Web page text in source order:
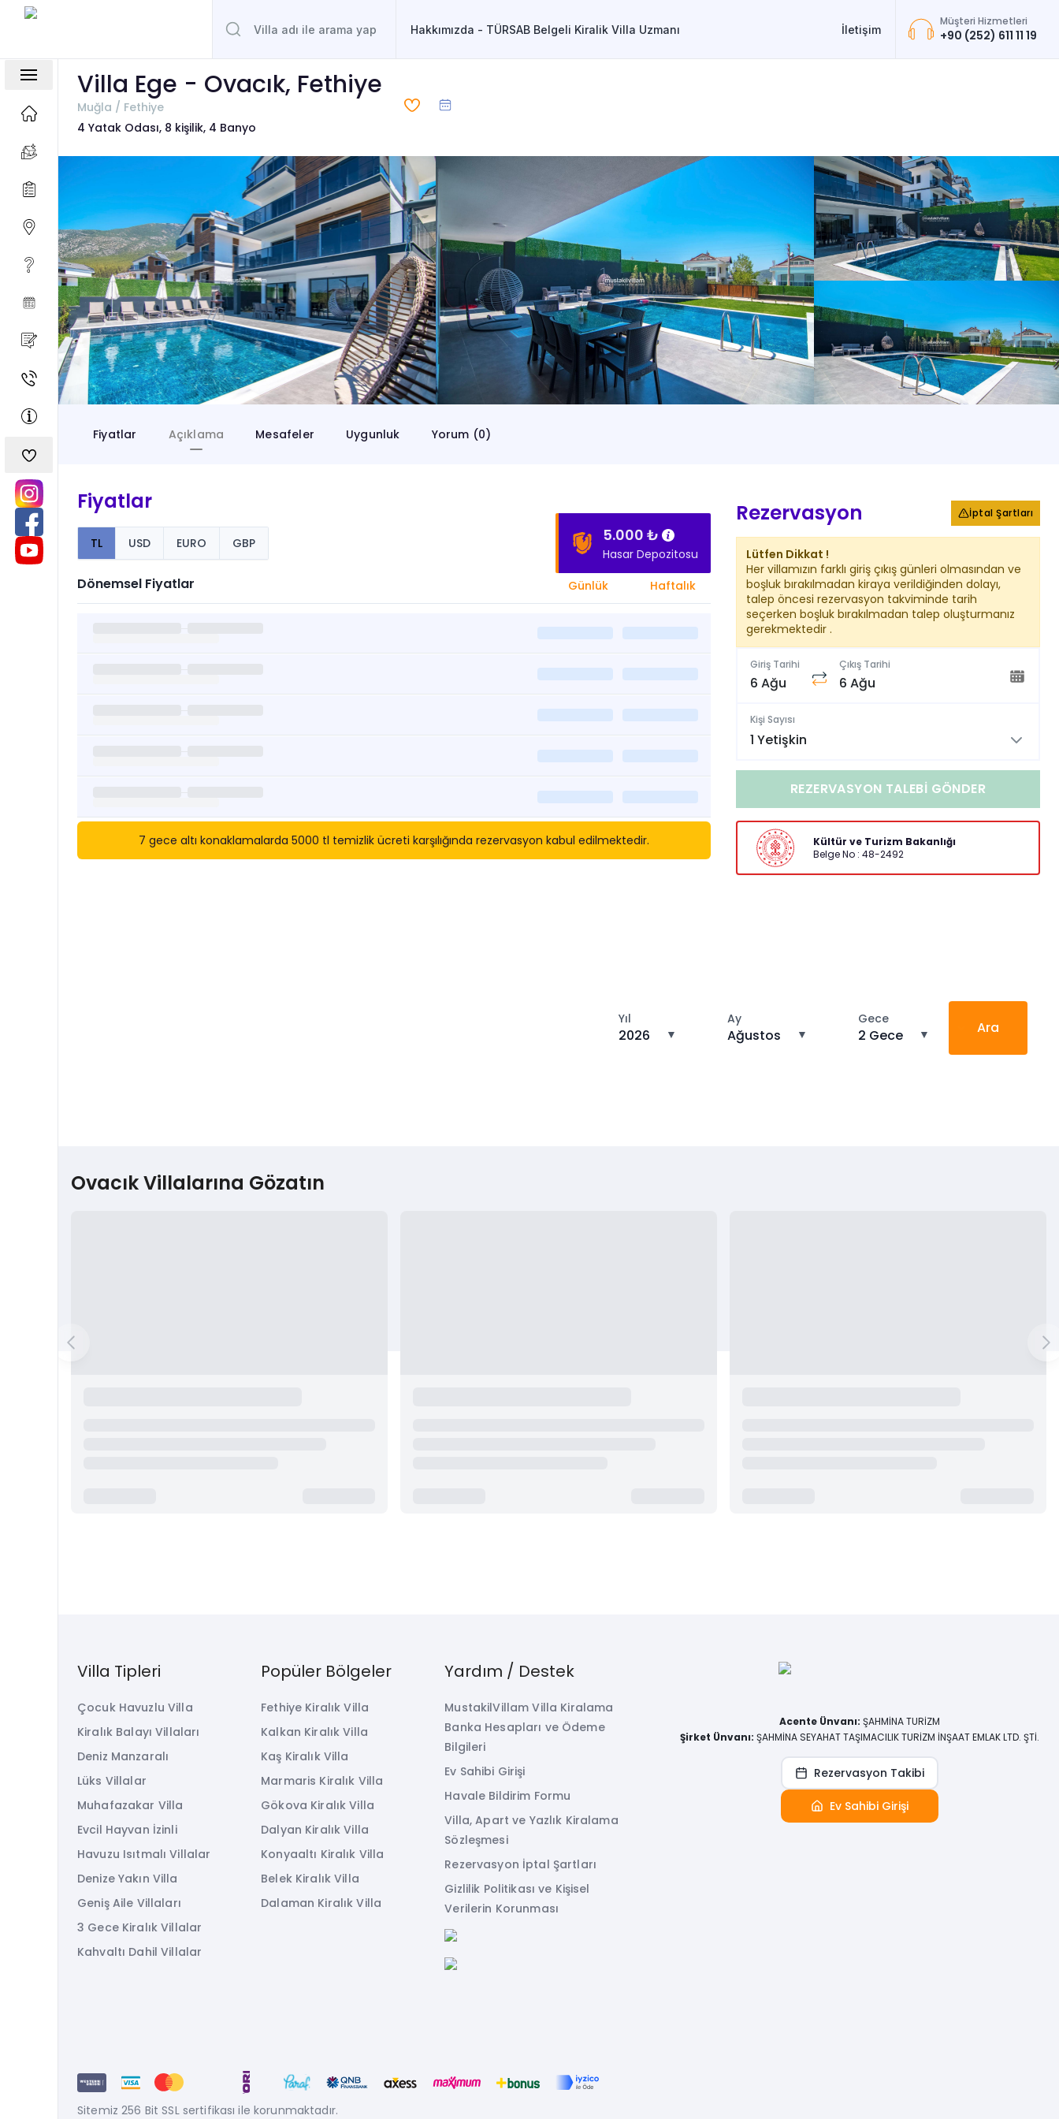
Hakkımızda - TÜRSAB Belgeli Kiralik Villa Uzmanı İletişim
Müşteri Hizmetleri
+90 (252) 611 11 19
Villa Ege - Ovacık, Fethiye
Muğla / Fethiye
4 Yatak Odası, 8 kişilik, 4 Banyo
Fiyatlar
Açıklama Mesafeler Uygunluk Yorum (0)
Fiyatlar
TL USD EURO GBP 5.000 ₺
Hasar Depozitosu
Dönemsel Fiyatlar Günlük Haftalık
7 gece altı konaklamalarda 5000 tl temizlik ücreti karşılığında rezervasyon kabul edilmektedir.
Rezervasyon İptal Şartları
Lütfen Dikkat !
Her villamızın farklı giriş çıkış günleri olmasından ve
boşluk bırakılmadan kiraya verildiğinden dolayı,
talep öncesi rezervasyon takviminde tarih
seçerken boşluk bırakılmadan talep oluşturmanız
gerekmektedir .
Giriş Tarihi
6 Ağu
Çıkış Tarihi
6 Ağu
Kişi Sayısı
1 Yetişkin
REZERVASYON TALEBI GÖNDER
Kültür ve Turizm Bakanlığı
Belge No : 48-2492
Yıl
2026 ▼
Ay
Ağustos ▼
Gece
2 Gece ▼ Ara
Ovacık Villalarına Gözatın
Villa Tipleri
Çocuk Havuzlu Villa
Kiralık Balayı Villaları
Deniz Manzaralı
Lüks Villalar
Muhafazakar Villa
Evcil Hayvan İzinli
Havuzu Isıtmalı Villalar
Denize Yakın Villa
Geniş Aile Villaları
3 Gece Kiralık Villalar
Kahvaltı Dahil Villalar
Popüler Bölgeler
Fethiye Kiralık Villa
Kalkan Kiralık Villa
Kaş Kiralık Villa
Marmaris Kiralık Villa
Gökova Kiralık Villa
Dalyan Kiralık Villa
Konyaaltı Kiralık Villa
Belek Kiralık Villa
Dalaman Kiralık Villa
Yardım / Destek
MustakilVillam Villa Kiralama
Banka Hesapları ve Ödeme
Bilgileri
Ev Sahibi Girişi
Havale Bildirim Formu
Villa, Apart ve Yazlık Kiralama
Sözleşmesi
Rezervasyon İptal Şartları
Gizlilik Politikası ve Kişisel
Verilerin Korunması
Acente Ünvanı: ŞAHMİNA TURİZM
Şirket Ünvanı: ŞAHMİNA SEYAHAT TAŞIMACILIK TURİZM İNŞAAT EMLAK LTD. ŞTİ.
Rezervasyon Takibi
Ev Sahibi Girişi
Sitemiz 256 Bit SSL sertifikası ile korunmaktadır.